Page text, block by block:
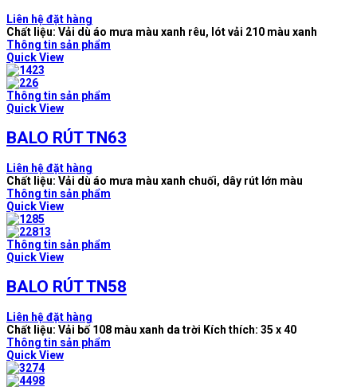
Liên hệ đặt hàng
Chất liệu: Vải dù áo mưa màu xanh rêu, lót vải 210 màu xanh
Thông tin sản phẩm
Quick View
Thông tin sản phẩm
Quick View
BALO RÚT TN63
Liên hệ đặt hàng
Chất liệu: Vải dù áo mưa màu xanh chuối, dây rút lớn màu
Thông tin sản phẩm
Quick View
Thông tin sản phẩm
Quick View
BALO RÚT TN58
Liên hệ đặt hàng
Chất liệu: Vải bố 108 màu xanh da trời Kích thích: 35 x 40
Thông tin sản phẩm
Quick View